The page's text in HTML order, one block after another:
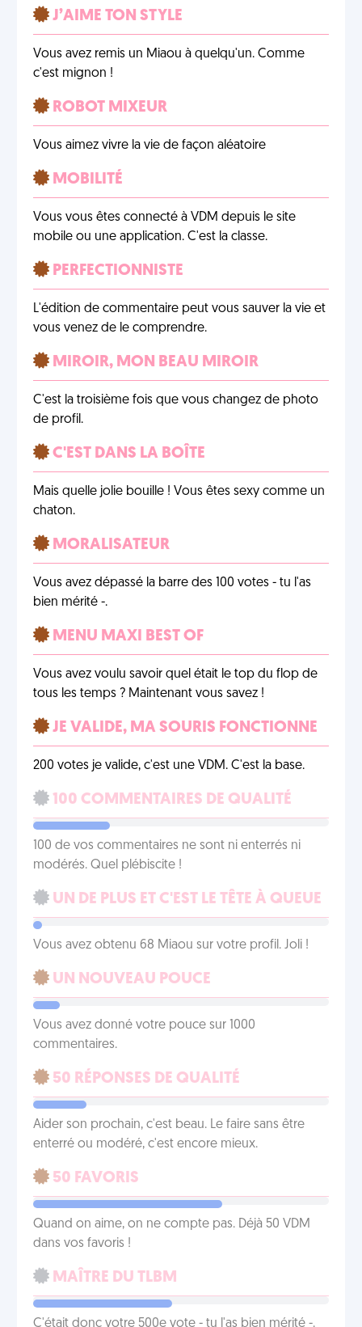
J’AIME TON STYLE
Vous avez remis un Miaou à quelqu'un. Comme
c'est mignon !
ROBOT MIXEUR
Vous aimez vivre la vie de façon aléatoire
MOBILITÉ
Vous vous êtes connecté à VDM depuis le site
mobile ou une application. C'est la classe.
PERFECTIONNISTE
L'édition de commentaire peut vous sauver la vie et
vous venez de le comprendre.
MIROIR, MON BEAU MIROIR
C'est la troisième fois que vous changez de photo
de profil.
C'EST DANS LA BOÎTE
Mais quelle jolie bouille ! Vous êtes sexy comme un
chaton.
MORALISATEUR
Vous avez dépassé la barre des 100 votes - tu l'as
bien mérité -.
MENU MAXI BEST OF
Vous avez voulu savoir quel était le top du flop de
tous les temps ? Maintenant vous savez !
JE VALIDE, MA SOURIS FONCTIONNE
200 votes je valide, c'est une VDM. C'est la base.
100 COMMENTAIRES DE QUALITÉ
100 de vos commentaires ne sont ni enterrés ni
modérés. Quel plébiscite !
UN DE PLUS ET C'EST LE TÊTE À QUEUE
Vous avez obtenu 68 Miaou sur votre profil. Joli !
UN NOUVEAU POUCE
Vous avez donné votre pouce sur 1000
commentaires.
50 RÉPONSES DE QUALITÉ
Aider son prochain, c'est beau. Le faire sans être
enterré ou modéré, c'est encore mieux.
50 FAVORIS
Quand on aime, on ne compte pas. Déjà 50 VDM
dans vos favoris !
MAÎTRE DU TLBM
C'était donc votre 500e vote - tu l'as bien mérité -.